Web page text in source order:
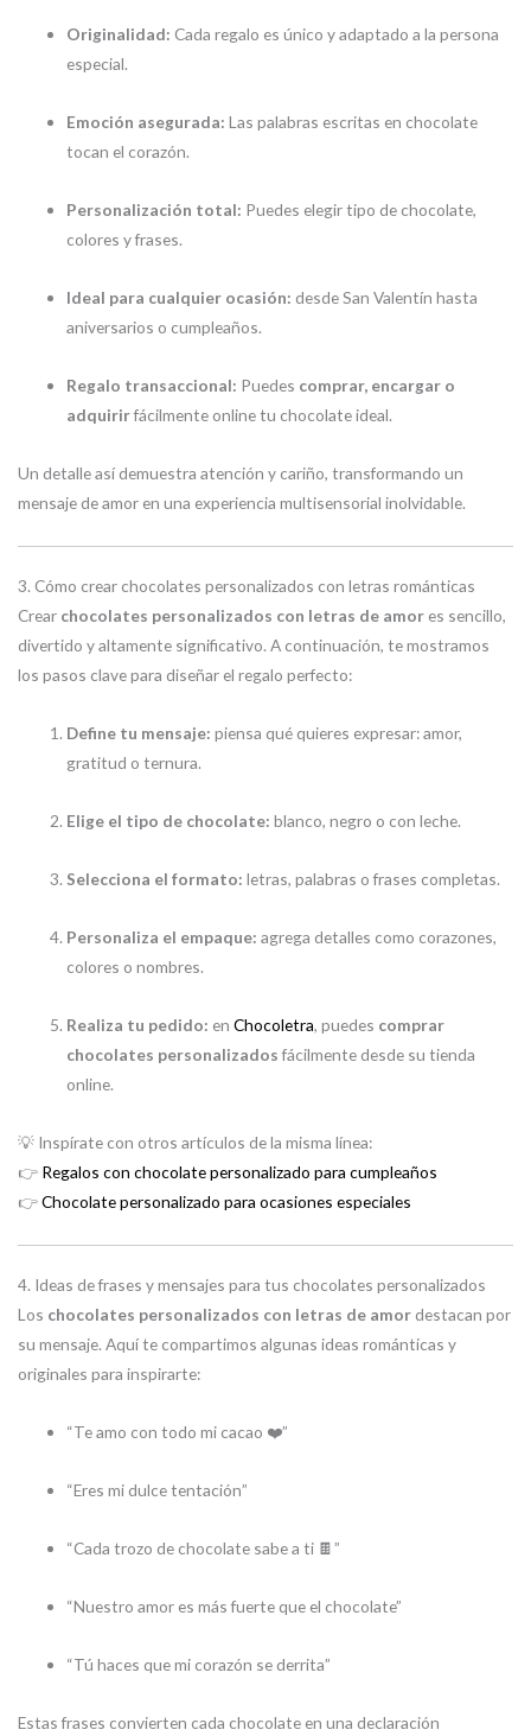
Originalidad: Cada regalo es único y adaptado a la persona
especial.
Emoción asegurada: Las palabras escritas en chocolate
tocan el corazón.
Personalización total: Puedes elegir tipo de chocolate,
colores y frases.
Ideal para cualquier ocasión: desde San Valentín hasta
aniversarios o cumpleaños.
Regalo transaccional: Puedes comprar, encargar o
adquirirfácilmente online tu chocolate ideal.
Un detalle así demuestra atención y cariño, transformando un
mensaje de amor en una experiencia multisensorial inolvidable.
3. Cómo crear chocolates personalizados con letras románticas
Crear chocolates personalizados con letras de amor es sencillo,
divertido y altamente significativo. A continuación, te mostramos
los pasos clave para diseñar el regalo perfecto:
Define tu mensaje: piensa qué quieres expresar: amor,
gratitud o ternura.
Elige el tipo de chocolate: blanco, negro o con leche.
Selecciona el formato: letras, palabras o frases completas.
Personaliza el empaque: agrega detalles como corazones,
colores o nombres.
Realiza tu pedido: enChocoletra, puedes comprar
chocolates personalizadosfácilmente desde su tienda
online.
💡 Inspírate con otros artículos de la misma línea:
👉 Regalos con chocolate personalizado para cumpleaños
👉Chocolate personalizado para ocasiones especiales
4. Ideas de frases y mensajes para tus chocolates personalizados
Los chocolates personalizados con letras de amor destacan por
su mensaje. Aquí te compartimos algunas ideas románticas y
originales para inspirarte:
“Te amo con todo mi cacao ❤️”
“Eres mi dulce tentación”
“Cada trozo de chocolate sabe a ti 🍫”
“Nuestro amor es más fuerte que el chocolate”
“Tú haces que mi corazón se derrita”
Estas frases convierten cada chocolate en una declaración